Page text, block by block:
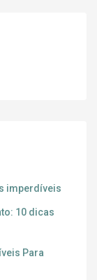
imperdíveis
10 dicas
Para